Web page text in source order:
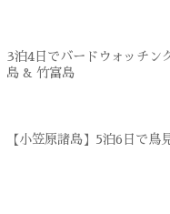
3泊4日でバードウォッチン
島 & 竹富島
【小笠原諸島】5泊6日で鳥